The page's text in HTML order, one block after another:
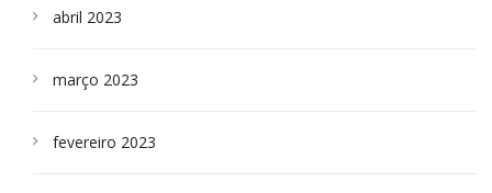
abril 2023
março 2023
fevereiro 2023